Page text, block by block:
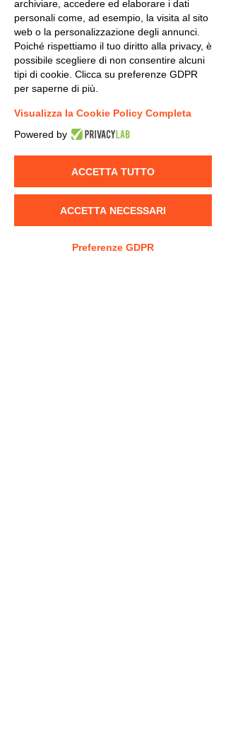
all’altezza di quella che si merita come
patrimonio dell’umanità.
Post recenti Mostra tutti
archiviare, accedere ed elaborare i dati
personali come, ad esempio, la visita al sito
web o la personalizzazione degli annunci.
Poiché rispettiamo il tuo diritto alla privacy, è
possibile scegliere di non consentire alcuni
tipi di cookie. Clicca su preferenze GDPR
per saperne di più.
Visualizza la Cookie Policy Completa
Powered by
ACCETTA TUTTO
ACCETTA NECESSARI
Preferenze GDPR